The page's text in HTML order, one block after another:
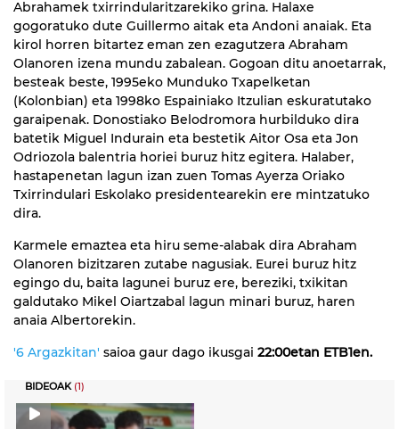
Abrahamek txirrindularitzarekiko grina. Halaxe
gogoratuko dute Guillermo aitak eta Andoni anaiak. Eta
kirol horren bitartez eman zen ezagutzera Abraham
Olanoren izena mundu zabalean. Gogoan ditu anoetarrak,
besteak beste, 1995eko Munduko Txapelketan
(Kolonbian) eta 1998ko Espainiako Itzulian eskuratutako
garaipenak. Donostiako Belodromora hurbilduko dira
batetik Miguel Indurain eta bestetik Aitor Osa eta Jon
Odriozola balentria horiei buruz hitz egitera. Halaber,
hastapenetan lagun izan zuen Tomas Ayerza Oriako
Txirrindulari Eskolako presidentearekin ere mintzatuko
dira.
Karmele emaztea eta hiru seme-alabak dira Abraham
Olanoren bizitzaren zutabe nagusiak. Eurei buruz hitz
egingo du, baita lagunei buruz ere, bereziki, txikitan
galdutako Mikel Oiartzabal lagun minari buruz, haren
anaia Albertorekin.
'6 Argazkitan' saioa gaur dago ikusgai 22:00etan ETB1en.
BIDEOAK (1)